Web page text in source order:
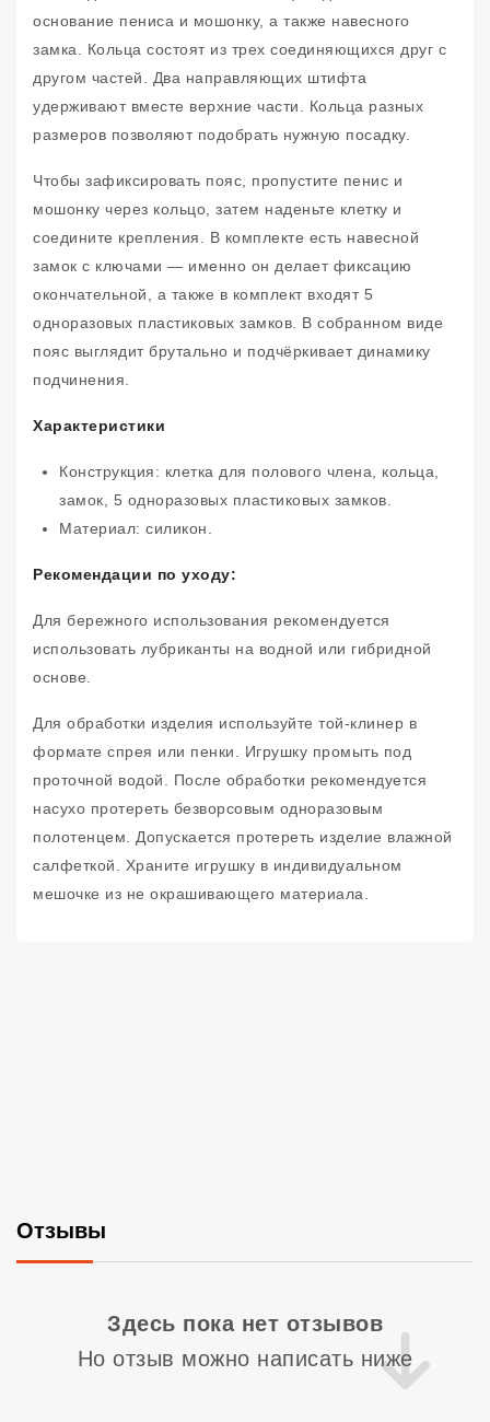
основание пениса и мошонку, а также навесного
замка. Кольца состоят из трех соединяющихся друг с
другом частей. Два направляющих штифта
удерживают вместе верхние части. Кольца разных
размеров позволяют подобрать нужную посадку.
Чтобы зафиксировать пояс, пропустите пенис и
мошонку через кольцо, затем наденьте клетку и
соедините крепления. В комплекте есть навесной
замок с ключами — именно он делает фиксацию
окончательной, а также в комплект входят 5
одноразовых пластиковых замков. В собранном виде
пояс выглядит брутально и подчёркивает динамику
подчинения.
Характеристики
Конструкция: клетка для полового члена, кольца,
замок, 5 одноразовых пластиковых замков.
Материал: силикон.
Рекомендации по уходу:
Для бережного использования рекомендуется
использовать лубриканты на водной или гибридной
основе.
Для обработки изделия используйте той-клинер в
формате спрея или пенки. Игрушку промыть под
проточной водой. После обработки рекомендуется
насухо протереть безворсовым одноразовым
полотенцем. Допускается протереть изделие влажной
салфеткой. Храните игрушку в индивидуальном
мешочке из не окрашивающего материала.
Отзывы
Здесь пока нет отзывов
Но отзыв можно написать ниже